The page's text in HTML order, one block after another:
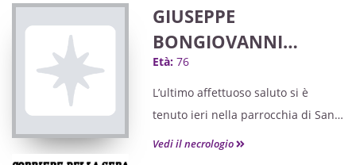
i cugini e parenti tutti.
GIUSEPPE
BONGIOVANNI
"MULINÈ"
Età: 76
L’ultimo affettuoso saluto si è
tenuto ieri nella parrocchia di San
Grato a Villanova di Mondovì
Vedi il necrologio